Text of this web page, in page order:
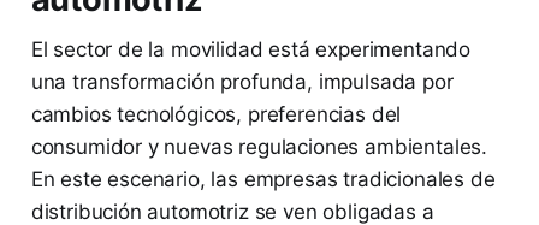
El sector de la movilidad está experimentando
una transformación profunda, impulsada por
cambios tecnológicos, preferencias del
consumidor y nuevas regulaciones ambientales.
En este escenario, las empresas tradicionales de
distribución automotriz se ven obligadas a